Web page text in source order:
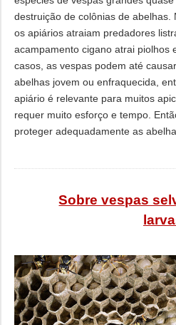
destruição de colônias de
os apiários atraiam predadores
acampamento cigano atrai piolhos
casos, as vespas podem até
abelhas jovem ou enfraquecida,
apiário é relevante para muitos
requer muito esforço e tempo.
proteger adequadamente as
Sobre vespas